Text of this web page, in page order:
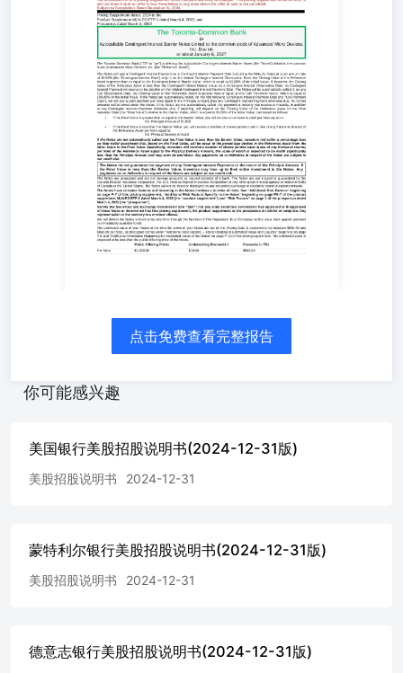
日期为 2024 的定价补充 ， 日期为 2022 年 3 月 4 日的产品
补充 MLN - ES - ETF - 1 ， 日期为 2022 年 3 月 4 日的招
股说明书 多伦多 Dominion 银行 $• 自动赎回 contingent
interest 障碍债券，与AMD公司普通股挂钩，到期日或约为
2027年1月6日。 多伦多 Dominion 银行（“TD”或“我们”）正
在发行与美光科技公司普通股（“参考资产”）挂钩的可自动
赎回 contingent interest 障碍 notes（“notes”）。 将在
contingent interest payment date（包括到期日）支付
contingent interest payment，年利率为 10.58%（“contingent
interest rate”）)只有在相关条件利息观察日期（Contingent
Interest Observation Date）时，参考资产的收盘价大于或等
于条件利息障碍值（Contingent InterestBarrier Value），且
该条件利息障碍值等于初始价值的50.00%，才会产生并支
付条件利息。如果在条件利息观察日期时，参考资产的收盘
赎回。如果债券被自动赎回，在第一个随后的条件利息支付
金，金额等于本金金额加上任何应支付的条件利息。此后不
再欠付任何款项。如果债券未被自动赎回，到期时您收到的
决于最终估值日（“最终价值”）时参考资产的收盘价与障碍
值（等于初始价值的50.00%）的比较结果，具体计算方式
如下： • 若最终价值大于或等于障碍价值，您将根据每张票
未被自动召回且最终价值低于障碍价值，投资者将在其初始
算，在此期间，该比例将等于参考资产从初始价值到最终价
数量等同于实物交割数量，该数量的价值预计远低于本金金
点击免费查看完整报告
你可能感兴趣
美国银行美股招股说明书(2024-12-31版)
美股招股说明书 2024-12-31
蒙特利尔银行美股招股说明书(2024-12-31版)
美股招股说明书 2024-12-31
德意志银行美股招股说明书(2024-12-31版)